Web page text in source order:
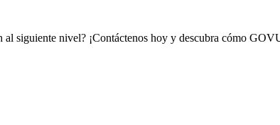
al siguiente nivel? ¡Contáctenos hoy y descubra cómo